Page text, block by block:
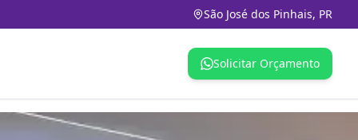
São José dos Pinhais, PR
Solicitar Orçamento